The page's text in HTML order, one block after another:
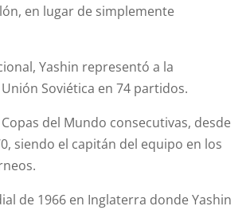
en lugar de simplemente
Yashin representó a la
Soviética en 74 partidos.
del Mundo consecutivas, desde
siendo el capitán del equipo en los
de 1966 en Inglaterra donde Yashin